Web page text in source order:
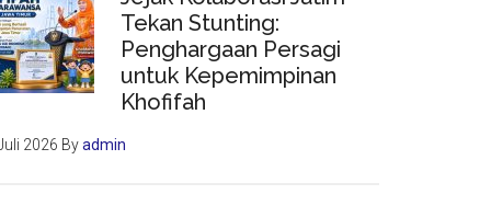
Tekan Stunting:
Penghargaan Persagi
untuk Kepemimpinan
Khofifah
2026 Byadmin